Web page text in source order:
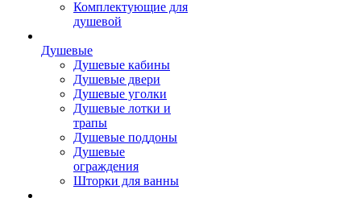
Комплектующие для
душевой
Душевые
Душевые кабины
Душевые двери
Душевые уголки
Душевые лотки и
трапы
Душевые поддоны
Душевые
ограждения
Шторки для ванны